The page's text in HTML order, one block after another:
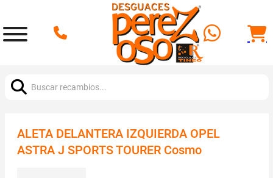
ALETA DELANTERA IZQUIERDA OPEL
ASTRA J SPORTS TOURER Cosmo